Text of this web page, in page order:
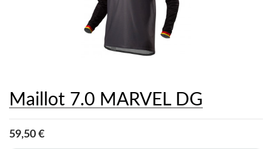
Maillot 7.0 MARVEL DG
59,50 €